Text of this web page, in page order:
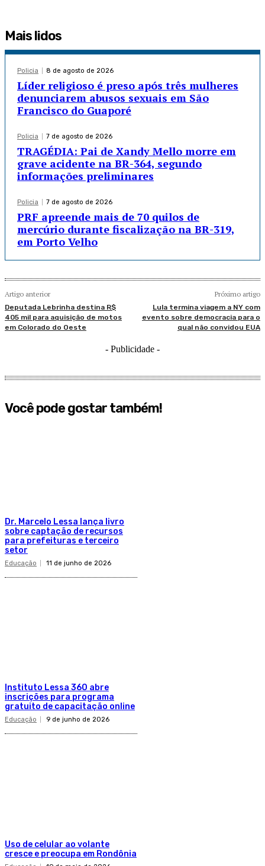
Mais lidos
Policia 8 de agosto de 2026
Líder religioso é preso após três mulheres
denunciarem abusos sexuais em São
Francisco do Guaporé
Policia 7 de agosto de 2026
TRAGÉDIA: Pai de Xandy Mello morre em
grave acidente na BR-364, segundo
informações preliminares
Policia 7 de agosto de 2026
PRF apreende mais de 70 quilos de
mercúrio durante fiscalização na BR-319,
em Porto Velho
Artigo anterior
Deputada Lebrinha destina R$
405 mil para aquisição de motos
em Colorado do Oeste
Próximo artigo
Lula termina viagem a NY com
evento sobre democracia para o
qual não convidou EUA
- Publicidade -
Você pode gostar também!
Dr. Marcelo Lessa lança livro
sobre captação de recursos
para prefeituras e terceiro
setor
Educação 11 de junho de 2026
Instituto Lessa 360 abre
inscrições para programa
gratuito de capacitação online
Educação 9 de junho de 2026
Uso de celular ao volante
cresce e preocupa em Rondônia